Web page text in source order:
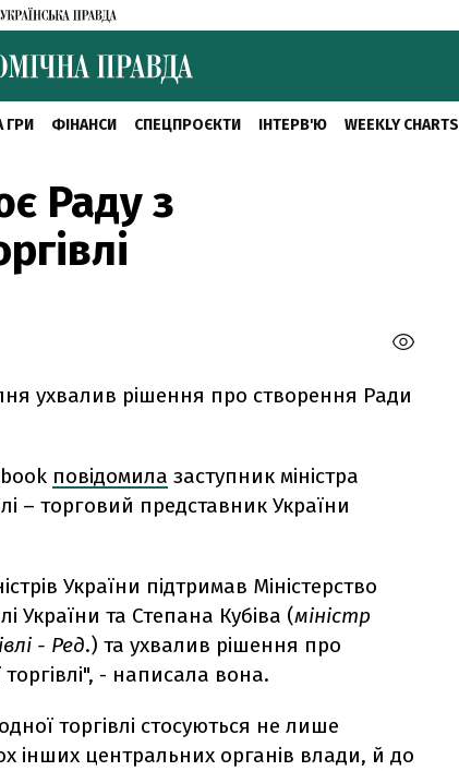
ГРИ ФІНАНСИ СПЕЦПРОЄКТИ ІНТЕРВ'Ю WEEKLY CHARTS
Раду з
ухвалив рішення про створення Ради
повідомила заступник міністра
– торговий представник України
України підтримав Міністерство
України та Степана Кубіва (міністр
- Ред.) та ухвалив рішення про
- написала вона.
торгівлі стосуються не лише
інших центральних органів влади, й до